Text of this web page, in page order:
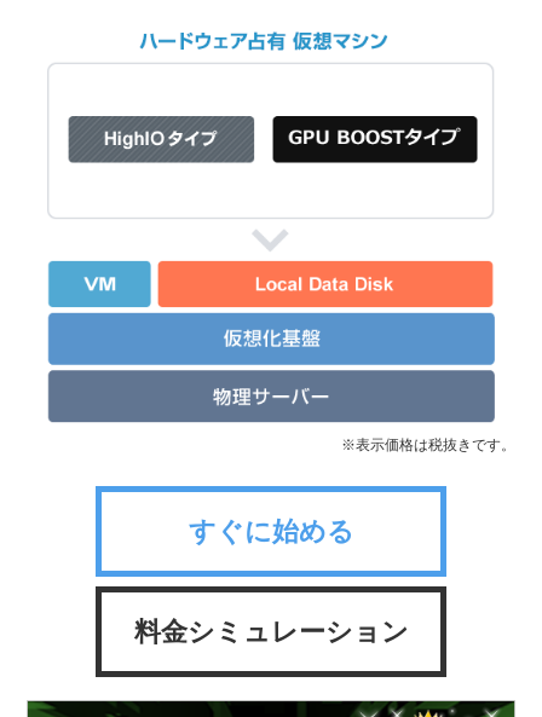
※表示価格は税抜きです。
すぐに始める
料金シミュレーション